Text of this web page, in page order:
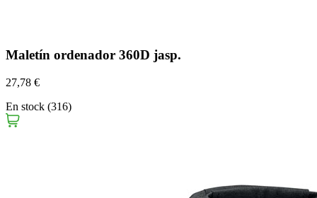
Maletín ordenador 360D jasp.
27,78 €
En stock (316)